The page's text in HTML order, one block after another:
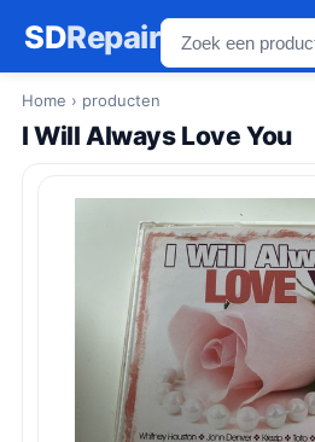
SDRepair
Home › producten
I Will Always Love You